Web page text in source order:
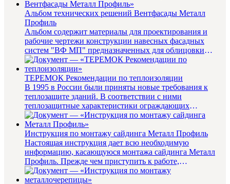
Альбом технических решений Вентфасады Металл
Профиль
Альбом содержит материалы для проектирования и
рабочие чертежи конструкции навесных фасадных
систем "ВФ МП" предназначенных для облицовки
фасадов зданий и дру...
ТЕРЕМОК Рекомендации по теплоизоляции
В 1995 в России были приняты новые требования к
теплозащите зданий. В соответствии с ними
теплозащитные характеристики ограждающих
конструкций повышены в 2,5–3,5 раз...
Инструкция по монтажу сайдинга Металл Профиль
Настоящая инструкция дает всю необходимую
информацию, касающуюся монтажа сайдинга Металл
Профиль. Прежде чем приступить к работе,
внимательно прочитайте данную инстр...